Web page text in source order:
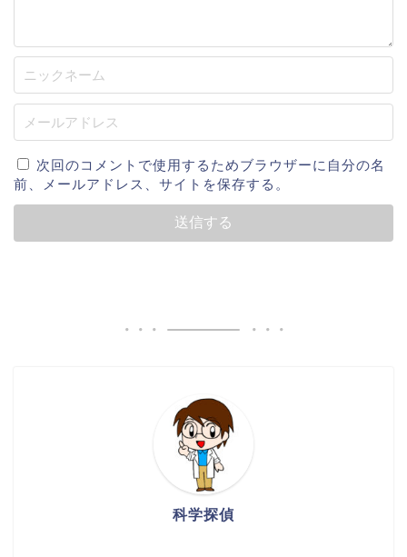
次回のコメントで使用するためブラウザーに自分の名
前、メールアドレス、サイトを保存する。
科学探偵